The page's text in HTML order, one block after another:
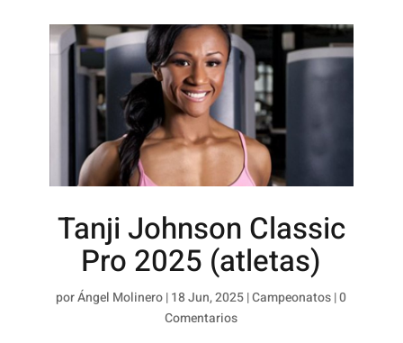
Tanji Johnson Classic
Pro 2025 (atletas)
porÁngel Molinero|18 Jun, 2025|Campeonatos|0
Comentarios